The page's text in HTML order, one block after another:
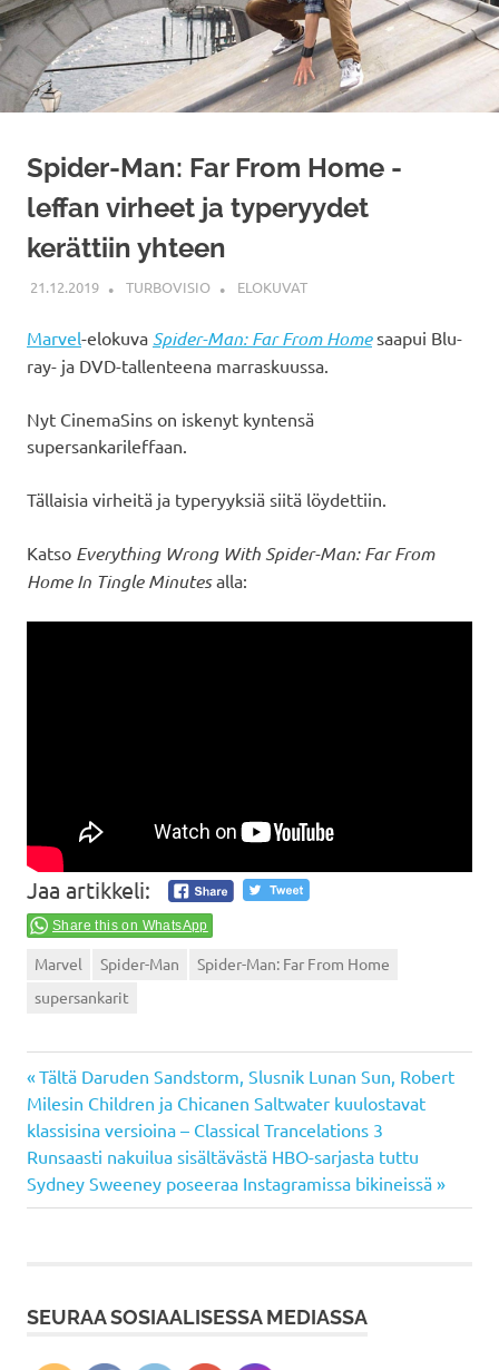
Spider-Man: Far From Home -
leffan virheet ja typeryydet
kerättiin yhteen
21.12.2019 TURBOVISIO ELOKUVAT
Marvel-elokuva Spider-Man: Far From Homesaapui Blu-
ray- ja DVD-tallenteena marraskuussa.
Nyt CinemaSins on iskenyt kyntensä
supersankarileffaan.
Tällaisia virheitä ja typeryyksiä siitä löydettiin.
Katso Everything Wrong With Spider-Man: Far From
Home In Tingle Minutesalla:
Jaa artikkeli:
Share this on WhatsApp
Marvel Spider-Man
Spider-Man: Far From Home
supersankarit
Artikkelien
selaus
Previous
Post:
Tältä Daruden Sandstorm, Slusnik Lunan Sun, Robert
Milesin Children ja Chicanen Saltwater kuulostavat
klassisina versioina – Classical Trancelations 3
Next
Post:
Runsaasti nakuilua sisältävästä HBO-sarjasta tuttu
Sydney Sweeney poseeraa Instagramissa bikineissä
SEURAA SOSIAALISESSA MEDIASSA